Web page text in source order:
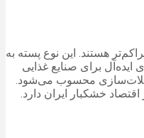
هستند. این نوع پسته به
برای صنایع غذایی
محسوب می‌شود.
خشکبار ایران دارد.